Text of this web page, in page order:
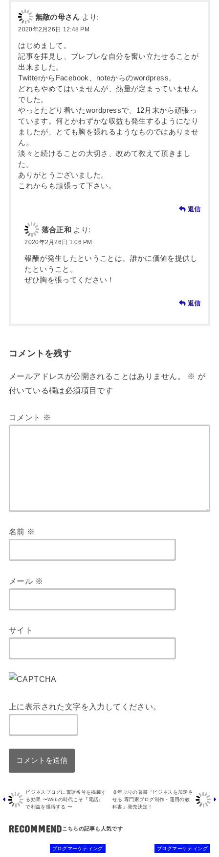
無敵の母さん より:
2020年2月26日 12:48 PM
はじめまして。
記事を拝見し、ブレブレな自分を奮い立たせることが
出来ました。
TwitterからFacebook、noteからのwordpress。
どれもやめてはいませんが、熱量が定まっていません
でした。
やっとたどり着いたwordpressで、12月末から頑張っ
ています。何とかわずかな収益も発生するようになり
ましたが、とても胸を張れるようなものではありませ
ん。
淡々と続けることの大切さ、改めて教えて頂きまし
た。
ありがとうございました。
これからも頑張って下さい。
返信
落合正和 より:
2020年2月26日 1:06 PM
報酬が発生したということは、誰かに価値を提供し
たということ。
ぜひ胸を張ってください！
返信
コメントを残す
メールアドレスが公開されることはありません。 ※ が
付いている欄は必須項目です
コメント ※
名前 ※
メール ※
サイト
上に表示された文字を入力してください。
ビジネスブログに電話番号を掲載す
る効果 〜Webの時代こそ『電話』
で利益を獲得する 〜
８年ぶりの著書『ビジネスを加速さ
せる 専門家ブログ制作・運用の教
科書』発売決定！
RECOMMEND
ブログマーケティング ブログマーケティング